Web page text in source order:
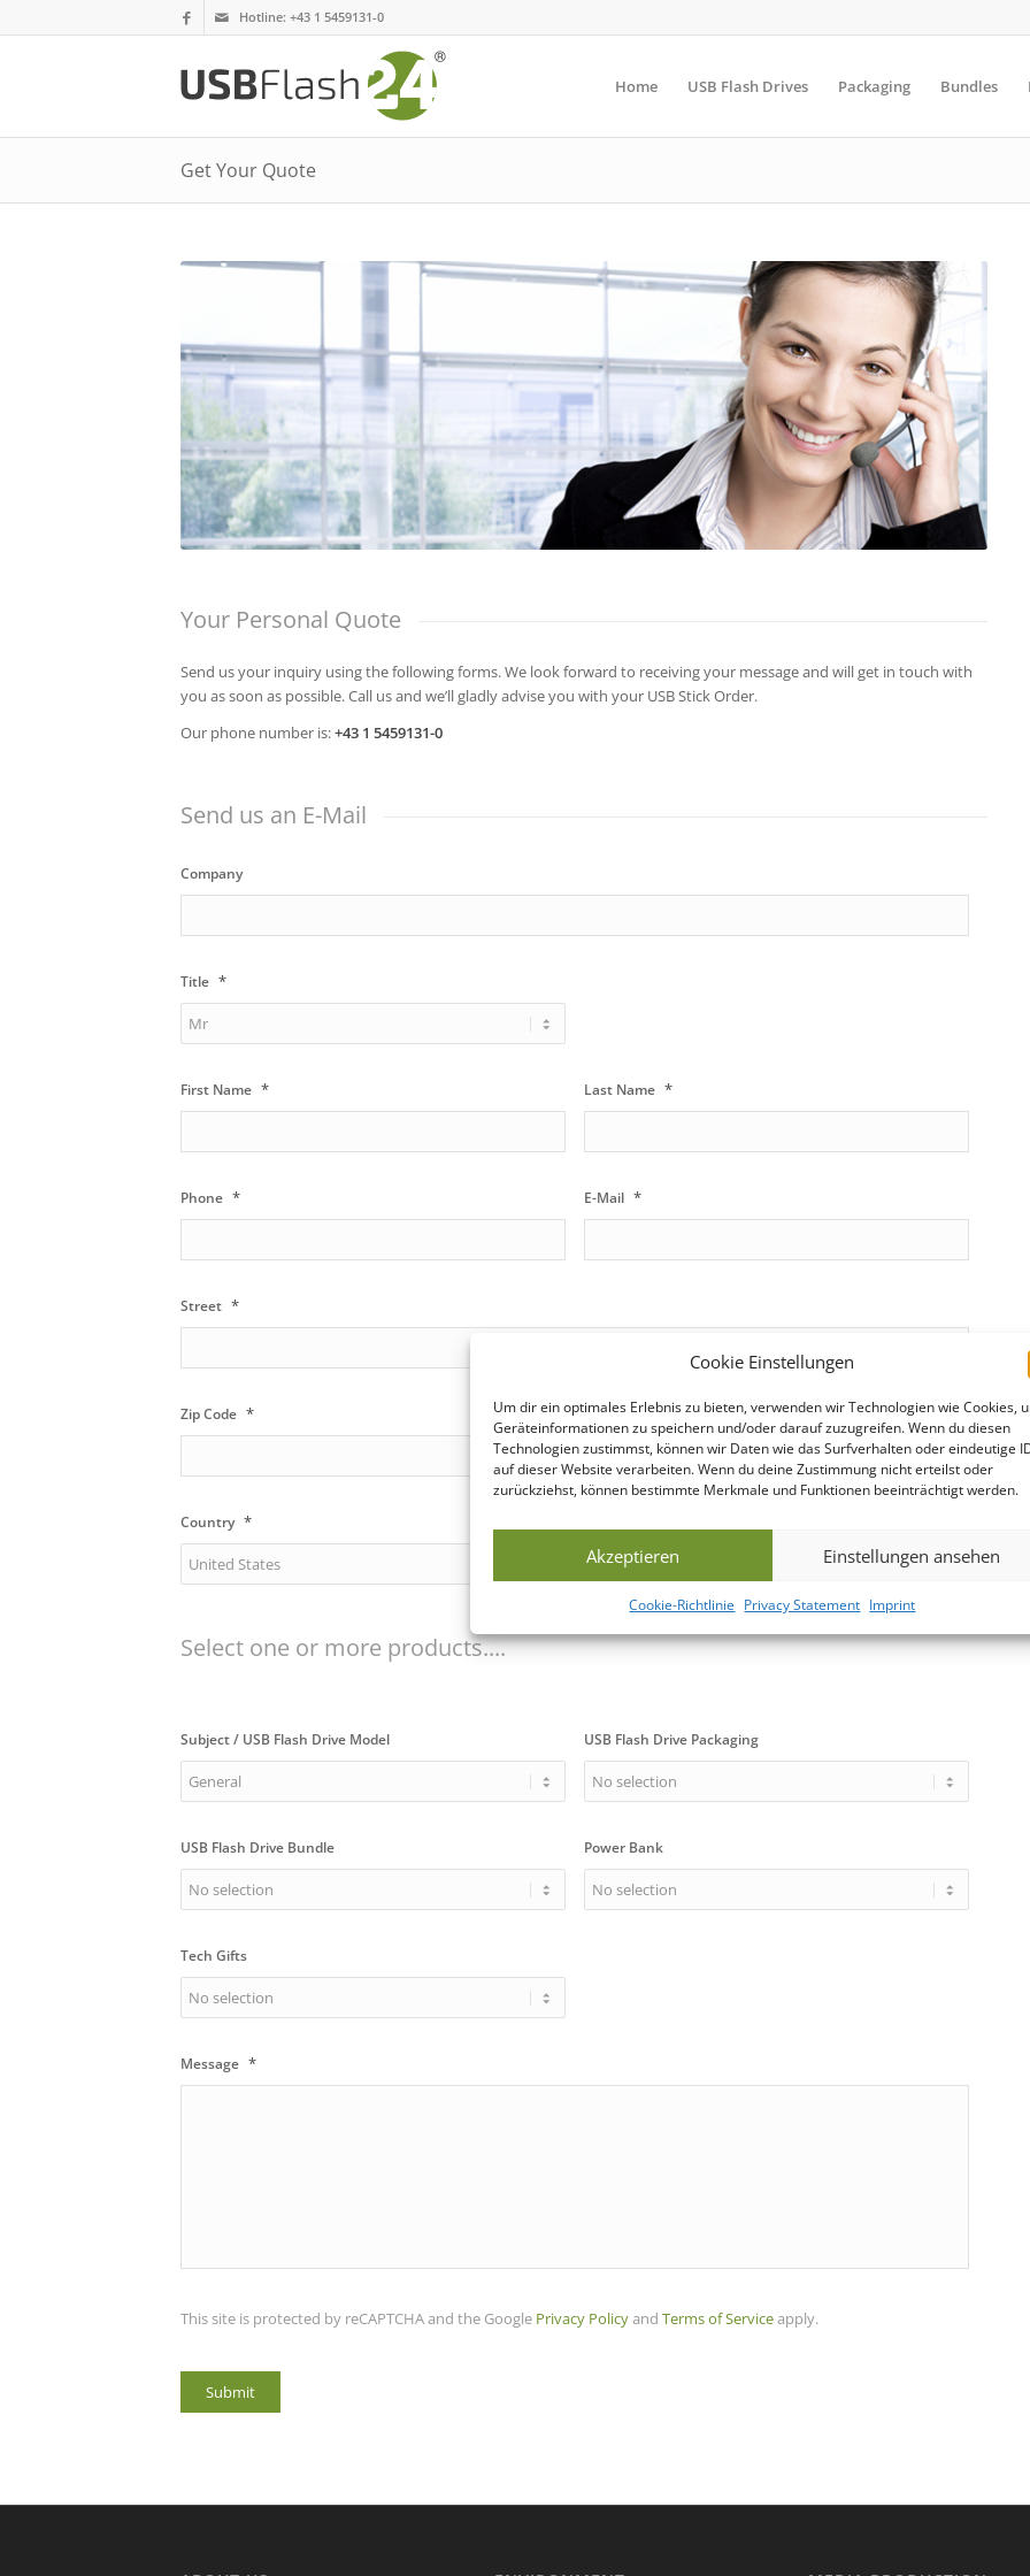
Cookie Einstellungen
Um dir ein optimales Erlebnis zu bieten, verwenden wir Technologien wie Cookies,
Geräteinformationen zu speichern und/oder darauf zuzugreifen. Wenn du diesen
Technologien zustimmst, können wir Daten wie das Surfverhalten oder eindeutige
auf dieser Website verarbeiten. Wenn du deine Zustimmung nicht erteilst oder
zurückziehst, können bestimmte Merkmale und Funktionen beeinträchtigt werden.
Akzeptieren Einstellungen ansehen
Cookie-Richtlinie Privacy Statement Imprint
Hotline: +43 1 5459131-0
Home USB Flash Drives Packaging Bundles
Get Your Quote
Your Personal Quote
Send us your inquiry using the following forms. We look forward to receiving your message and will get in touch with
you as soon as possible. Call us and we’ll gladly advise you with your USB Stick Order.
Our phone number is:+43 1 5459131-0
Send us an E-Mail
Company
Title *
First Name * Last Name *
Phone * E-Mail *
Street *
Zip Code * City *
Country *
Select one or more products....
Subject / USB Flash Drive Model USB Flash Drive Packaging
USB Flash Drive Bundle Power Bank
Tech Gifts
Message *
This site is protected by reCAPTCHA and the Google Privacy Policyand Terms of Serviceapply.